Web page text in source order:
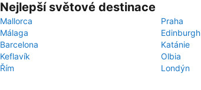
Nejlepší světové destinace
Mallorca
Praha
Málaga
Edinburgh
Barcelona
Katánie
Keflavík
Olbia
Řím
Londýn